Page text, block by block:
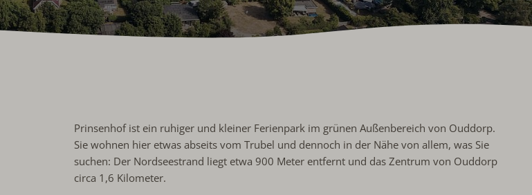
Prinsenhof ist ein ruhiger und kleiner Ferienpark im grünen Außenbereich von Ouddorp.
Sie wohnen hier etwas abseits vom Trubel und dennoch in der Nähe von allem, was Sie
suchen: Der Nordseestrand liegt etwa 900 Meter entfernt und das Zentrum von Ouddorp
circa 1,6 Kilometer.